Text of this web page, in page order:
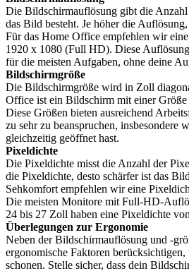
Die Bildschirmauflösung gibt die Anzahl
das Bild besteht. Je höher die
Für das Home Office empfehlen wir
1920 x 1080 (Full HD). Diese
für die meisten Aufgaben, ohne deine
Bildschirmgröße
Die Bildschirmgröße wird in Zoll
Office ist ein Bildschirm mit einer
Diese Größen bieten ausreichend
zu sehr zu beanspruchen, insbesondere
gleichzeitig geöffnet hast.
Pixeldichte
Die Pixeldichte misst die Anzahl der
die Pixeldichte, desto schärfer ist das
Sehkomfort empfehlen wir eine
Die meisten Monitore mit Full-HD-
24 bis 27 Zoll haben eine Pixeldichte
Überlegungen zur Ergonomie
Neben der Bildschirmauflösung und -
ergonomische Faktoren
schonen. Stelle sicher, dass dein